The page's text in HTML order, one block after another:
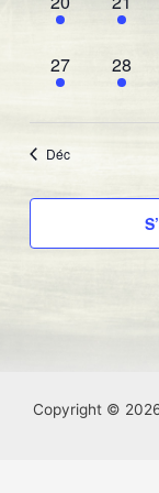
évènement,
1
évènement,
27
1
28
Déc
Copyright ©